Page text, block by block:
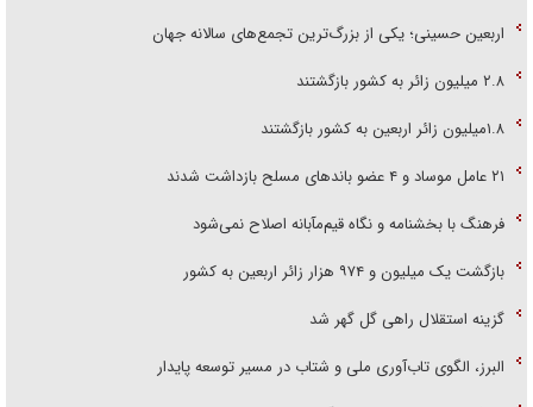
اربعین حسینی؛ یکی از بزرگ‌ترین تجمع‌های سالانه جهان
۲.۸ میلیون زائر به کشور بازگشتند
۱.۸میلیون زائر اربعین به کشور بازگشتند
۲۱ عامل موساد و ۴ عضو باند‌های مسلح بازداشت شدند
فرهنگ با بخشنامه و نگاه قیم‌مآبانه اصلاح نمی‌شود
بازگشت یک میلیون و ۹۷۴ هزار زائر اربعین به کشور
گزینه استقلال راهی گل گهر شد
البرز، الگوی تاب‌آوری ملی و شتاب در مسیر توسعه پایدار